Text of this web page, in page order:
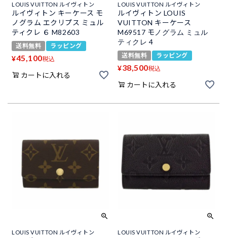
LOUIS VUITTON ルイヴィトン
ルイヴィトン キーケース モ
ノグラム エクリプス ミュル
ティクレ ６ M82603
送料無料 ラッピング
¥45,100税込
カートに入れる
LOUIS VUITTON ルイヴィトン
ルイヴィトン LOUIS
VUITTON キーケース
M69517 モノグラム ミュル
ティクレ 4
送料無料 ラッピング
¥38,500税込
カートに入れる
LOUIS VUITTON ルイヴィトン LOUIS VUITTON ルイヴィトン